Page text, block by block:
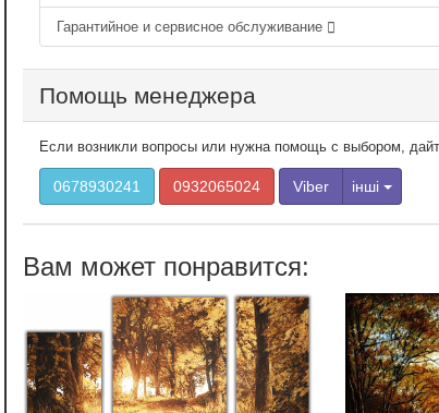
Гарантийное и сервисное обслуживание
Помощь менеджера
Если возникли вопросы или нужна помощь с выбором,
0678930241 0932065024 Viber інші